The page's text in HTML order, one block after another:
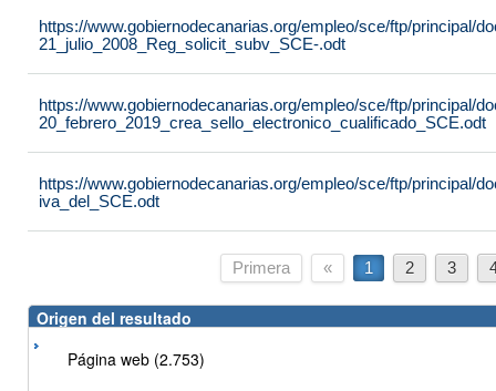
https://www.gobiernodecanarias.org/empleo/sce/ftp/principal/
21_julio_2008_Reg_solicit_subv_SCE-.odt
https://www.gobiernodecanarias.org/empleo/sce/ftp/principal/
20_febrero_2019_crea_sello_electronico_cualificado_SCE.odt
https://www.gobiernodecanarias.org/empleo/sce/ftp/principal/
iva_del_SCE.odt
Primera « 1 2 3
Origen del resultado
Página web (2.753)